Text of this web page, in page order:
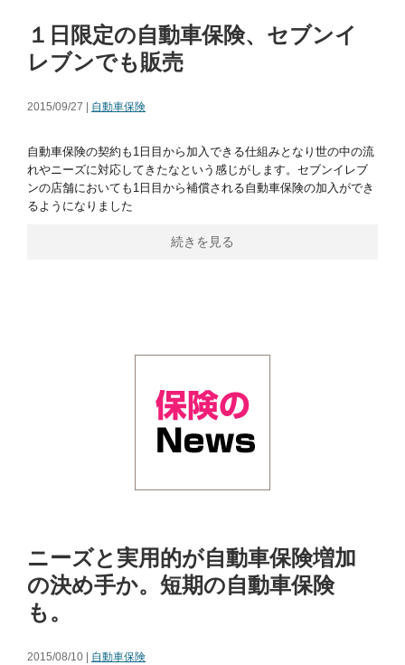
１日限定の自動車保険、セブンイ
レブンでも販売
2015/09/27 | 自動車保険
自動車保険の契約も1日目から加入できる仕組みとなり世の中の流
れやニーズに対応してきたなという感じがします。セブンイレブ
ンの店舗においても1日目から補償される自動車保険の加入ができ
るようになりました
続きを見る
ニーズと実用的が自動車保険増加
の決め手か。短期の自動車保険
も。
2015/08/10 | 自動車保険